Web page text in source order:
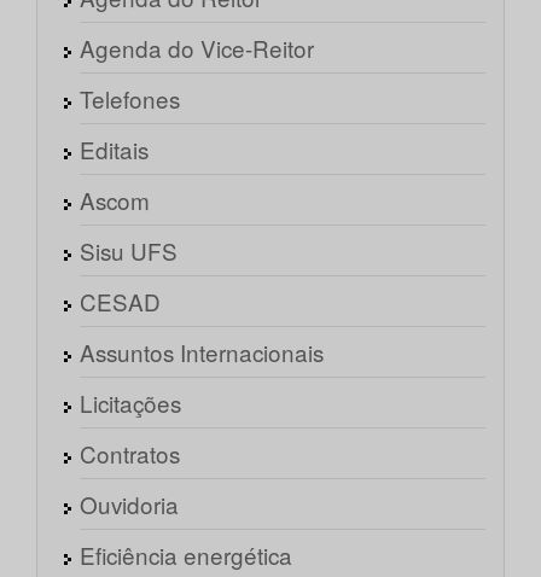
Agenda do Vice-Reitor
Telefones
Editais
Ascom
Sisu UFS
CESAD
Assuntos Internacionais
Licitações
Contratos
Ouvidoria
Eficiência energética